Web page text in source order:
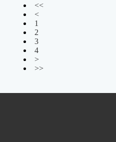
<<
<
1
2
3
4
>
>>